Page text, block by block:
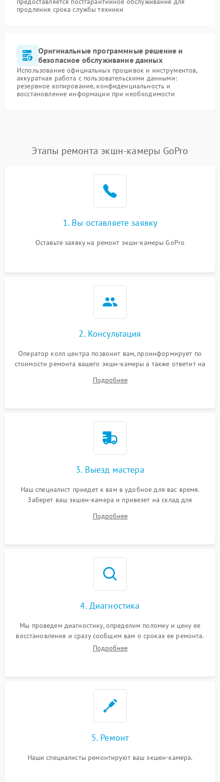
продления срока службы техники
Оригинальные программные решение и
безопасное обслуживание данных
Использование официальных прошивок и инструментов,
аккуратная работа с пользовательскими данными:
резервное копирование, конфиденциальность и
восстановление информации при необходимости
Этапы ремонта экшн-камеры GoPro
1. Вы оставляете заявку
Оставьте заявку на ремонт экшн-камеры GoPro
2. Консультация
Оператор колл центра позвонит вам, проинформирует по
стоимости ремонта вашего экшн-камеры а также ответит на
Подробнее
3. Выезд мастера
Наш специалист приедет к вам в удобное для вас время.
Заберет ваш экшен-камера и привезет на склад для
Подробнее
4. Диагностика
Мы проведем диагностику, определим поломку и цену ее
восстановления и сразу сообщим вам о сроках ее ремонта.
Подробнее
5. Ремонт
Наши специалисты ремонтируют ваш экшен-камера.